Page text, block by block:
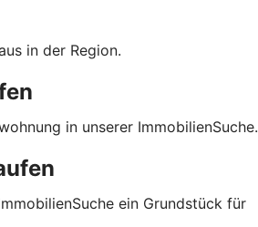
in der Region.
in unserer ImmobilienSuche.
ein Grundstück für